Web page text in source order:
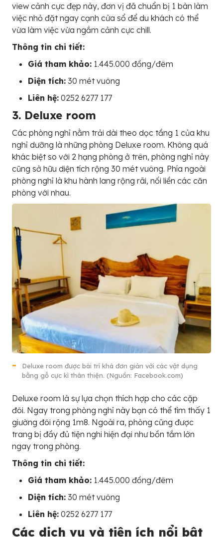
view cảnh cực đẹp này, đơn vị đã chuẩn bị 1 bàn làm
việc nhỏ đặt ngay cạnh cửa sổ để du khách có thể
vừa làm việc vừa ngắm cảnh cực chill.
Thông tin chi tiết:
Giá tham khảo: 1.445.000 đồng/đêm
Diện tích: 30 mét vuông
Liên hệ: 0252 6277 177
3. Deluxe room
Các phòng nghỉ nằm trải dài theo dọc tầng 1 của khu
nghỉ dưỡng là những phòng Deluxe room. Không quá
khác biệt so với 2 hạng phòng ở trên, phòng nghỉ này
cũng sở hữu diện tích rộng 30 mét vuông. Phía ngoài
phòng nghỉ là khu hành lang rộng rãi, nối liền các căn
phòng với nhau.
Deluxe room được bài trí khá đơn giản với các vật dụng
bằng gỗ cực kì thân thiện. (Nguồn: Facebook.com)
Deluxe room là sự lựa chọn thích hợp cho các cặp
đôi. Ngay trong phòng nghỉ này bạn có thể tìm thấy 1
giường đôi rộng 1m8. Ngoài ra, phòng cũng được
trang bị đầy đủ tiện nghi hiện đại như bồn tắm lớn
ngay trong phòng.
Thông tin chi tiết:
Giá tham khảo: 1.445.000 đồng/đêm
Diện tích: 30 mét vuông
Liên hệ: 0252 6277 177
Các dịch vụ và tiện ích nổi bật